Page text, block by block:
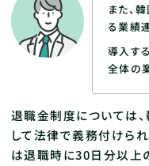
また、
る業績
導入す
全体の
退職金制度については、
して法律で義務付けら
は退職時に30日分以上